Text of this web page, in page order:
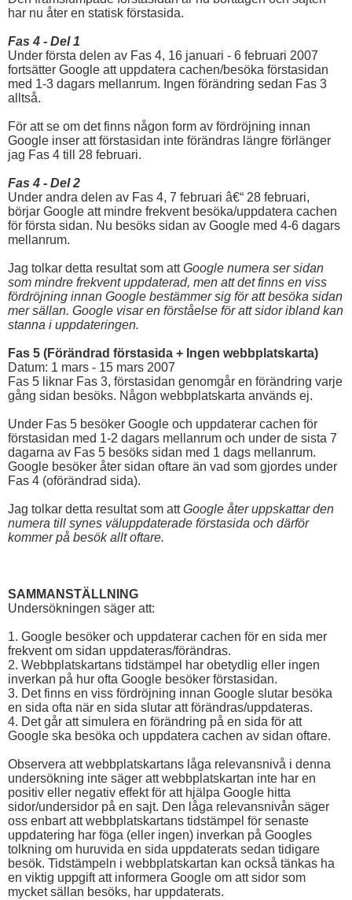
har nu åter en statisk förstasida.
Fas 4 - Del 1
Under första delen av Fas 4, 16 januari - 6 februari 2007
fortsätter Google att uppdatera cachen/besöka förstasidan
med 1-3 dagars mellanrum. Ingen förändring sedan Fas 3
alltså.
För att se om det finns någon form av fördröjning innan
Google inser att förstasidan inte förändras längre förlänger
jag Fas 4 till 28 februari.
Fas 4 - Del 2
Under andra delen av Fas 4, 7 februari â€“ 28 februari,
börjar Google att mindre frekvent besöka/uppdatera cachen
för första sidan. Nu besöks sidan av Google med 4-6 dagars
mellanrum.
Jag tolkar detta resultat som attGoogle numera ser sidan
som mindre frekvent uppdaterad, men att det finns en viss
fördröjning innan Google bestämmer sig för att besöka sidan
mer sällan. Google visar en förståelse för att sidor ibland kan
stanna i uppdateringen.
Fas 5 (Förändrad förstasida + Ingen webbplatskarta)
Datum: 1 mars - 15 mars 2007
Fas 5 liknar Fas 3, förstasidan genomgår en förändring varje
gång sidan besöks. Någon webbplatskarta används ej.
Under Fas 5 besöker Google och uppdaterar cachen för
förstasidan med 1-2 dagars mellanrum och under de sista 7
dagarna av Fas 5 besöks sidan med 1 dags mellanrum.
Google besöker åter sidan oftare än vad som gjordes under
Fas 4 (oförändrad sida).
Jag tolkar detta resultat som attGoogle åter uppskattar den
numera till synes väluppdaterade förstasida och därför
kommer på besök allt oftare.
SAMMANSTÄLLNING
Undersökningen säger att:
1. Google besöker och uppdaterar cachen för en sida mer
frekvent om sidan uppdateras/förändras.
2. Webbplatskartans tidstämpel har obetydlig eller ingen
inverkan på hur ofta Google besöker förstasidan.
3. Det finns en viss fördröjning innan Google slutar besöka
en sida ofta när en sida slutar att förändras/uppdateras.
4. Det går att simulera en förändring på en sida för att
Google ska besöka och uppdatera cachen av sidan oftare.
Observera att webbplatskartans låga relevansnivå i denna
undersökning inte säger att webbplatskartan inte har en
positiv eller negativ effekt för att hjälpa Google hitta
sidor/undersidor på en sajt. Den låga relevansnivån säger
oss enbart att webbplatskartans tidstämpel för senaste
uppdatering har föga (eller ingen) inverkan på Googles
tolkning om huruvida en sida uppdaterats sedan tidigare
besök. Tidstämpeln i webbplatskartan kan också tänkas ha
en viktig uppgift att informera Google om att sidor som
mycket sällan besöks, har uppdaterats.